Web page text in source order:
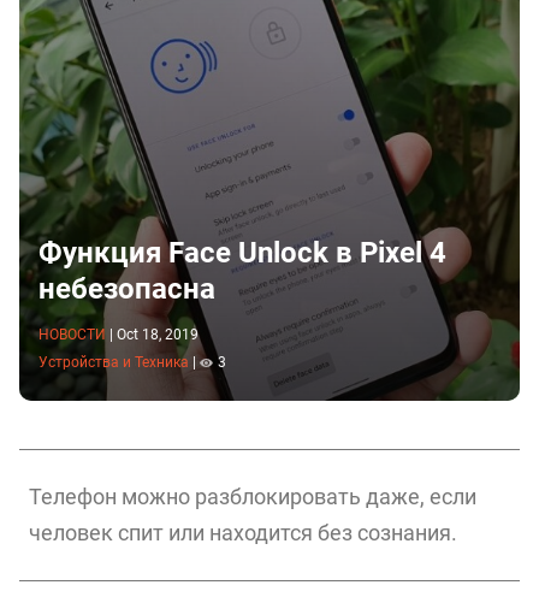
Функция Face Unlock в Pixel 4
небезопасна
НОВОСТИ
Oct 18, 2019
Устройства и Техника
3
Телефон можно разблокировать даже, если
человек спит или находится без сознания.